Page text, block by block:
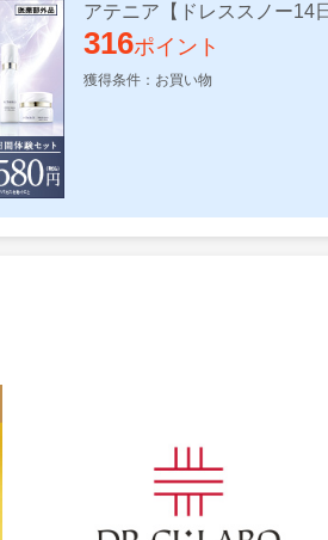
アテニア【ドレススノー14
316ポイント
獲得条件：お買い物